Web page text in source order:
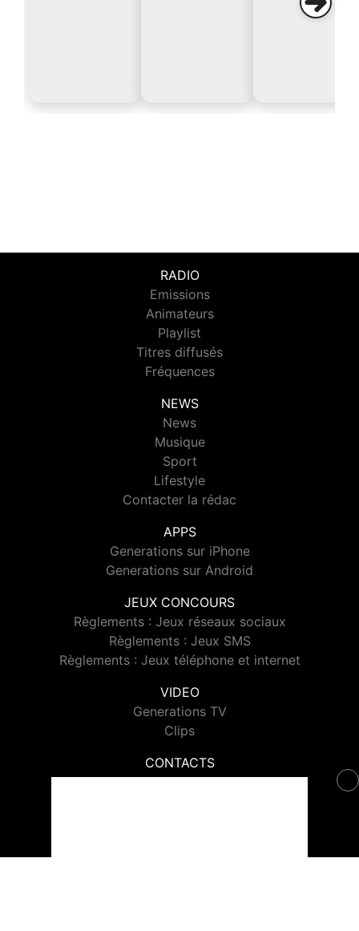
RADIO
Emissions
Animateurs
Playlist
Titres diffusés
Fréquences
NEWS
News
Musique
Sport
Lifestyle
Contacter la rédac
APPS
Generations sur iPhone
Generations sur Android
JEUX CONCOURS
Règlements : Jeux réseaux sociaux
Règlements : Jeux SMS
Règlements : Jeux téléphone et internet
VIDEO
Generations TV
Clips
CONTACTS
Contacter Generations